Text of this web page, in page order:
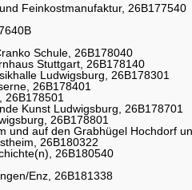
Feinkostmanufaktur, 26B177540
Schule, 26B178040
Stuttgart, 26B178140
Ludwigsburg, 26B178301
26B178401
26B178501
Kunst Ludwigsburg, 26B178701
26B178801
und auf den Grabhügel Hochdorf
26B180322
26B180540
Enz, 26B181338